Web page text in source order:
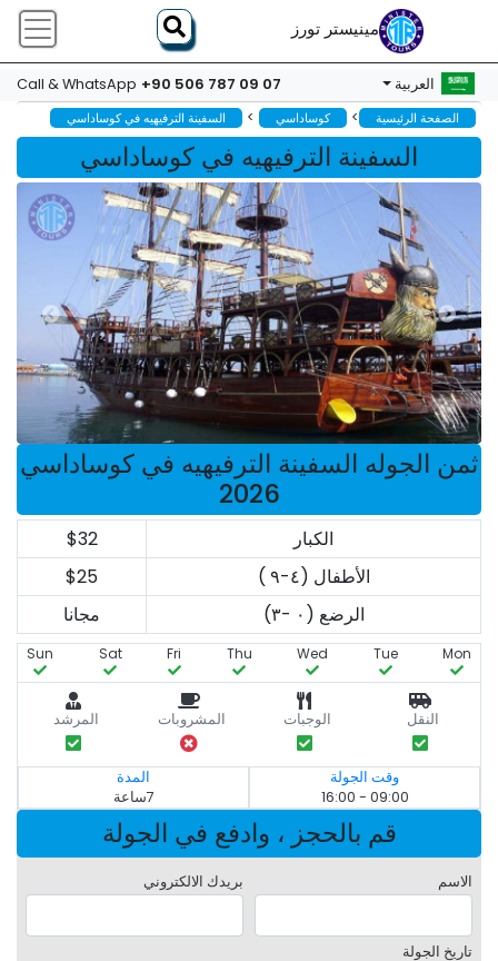
مينيستر تورز
العربية Call & WhatsApp +90 506 787 09 07
الصفحة الرئيسية > كوساداسي > السفينة الترفيهيه في كوساداسي
السفينة الترفيهيه في كوساداسي
ثمن الجوله السفينة الترفيهيه في كوساداسي
2026
الكبار
$32
الأطفال (٤-٩ )
$25
الرضع (٠ -٣)
مجانا
Mon
Tue
Wed
Thu
Fri
Sat
Sun
النقل الوجبات المشروبات المرشد
وقت الجولة
09:00 - 16:00
المدة
7ساعة
قم بالحجز ، وادفع في الجولة
الاسم بريدك الالكتروني
تاريخ الجولة